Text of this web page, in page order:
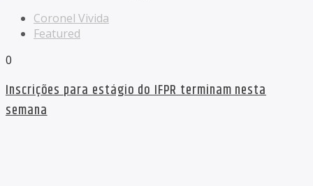
Coronel Vivida
Featured
0
Inscrições para estágio do IFPR terminam nesta
semana